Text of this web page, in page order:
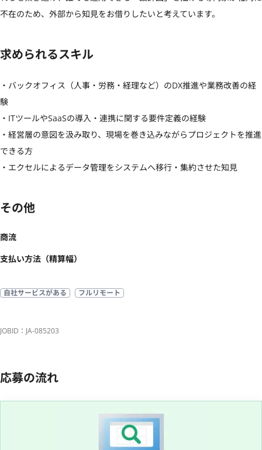
不在のため、外部から知見をお借りしたいと考えています。
求められるスキル
・バックオフィス（人事・労務・経理など）のDX推進や業務改善の経
験
・ITツールやSaaSの導入・連携に関する要件定義の経験
・経営層の意図を汲み取り、現場を巻き込みながらプロジェクトを推進
できる方
・エクセルによるデータ管理をシステムへ移行・集約させた知見
その他
商流
支払い方法（精算幅）
自社サービスがある フルリモート
JOBID：JA-085203
応募の流れ